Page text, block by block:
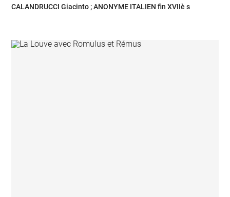
CALANDRUCCI Giacinto ; ANONYME ITALIEN fin XVIIè s